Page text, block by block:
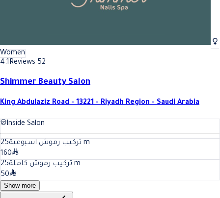
Women
4.1Reviews 52
Shimmer Beauty Salon
King Abdulaziz Road - 13221 - Riyadh Region - Saudi Arabia
Inside Salon
تركيب رموش اسبوعية25
m
160
تركيب رموش كاملة25
m
50
Show more